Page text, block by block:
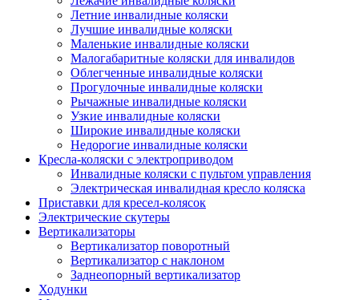
Летние инвалидные коляски
Лучшие инвалидные коляски
Маленькие инвалидные коляски
Малогабаритные коляски для инвалидов
Облегченные инвалидные коляски
Прогулочные инвалидные коляски
Рычажные инвалидные коляски
Узкие инвалидные коляски
Широкие инвалидные коляски
Недорогие инвалидные коляски
Кресла-коляски с электроприводом
Инвалидные коляски с пультом управления
Электрическая инвалидная кресло коляска
Приставки для кресел-колясок
Электрические скутеры
Вертикализаторы
Вертикализатор поворотный
Вертикализатор с наклоном
Заднеопорный вертикализатор
Ходунки